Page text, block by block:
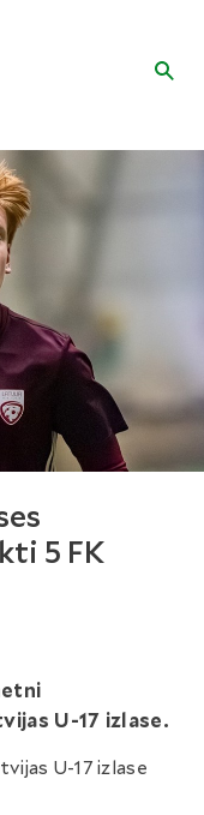
5 FK
U-17 izlase.
U-17 izlase